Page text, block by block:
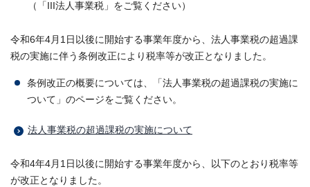
（「III法人事業税」をご覧ください）
令和6年4月1日以後に開始する事業年度から、法人事業税の超過課
税の実施に伴う条例改正により税率等が改正となりました。
条例改正の概要については、「法人事業税の超過課税の実施に
ついて」のページをご覧ください。
法人事業税の超過課税の実施について
令和4年4月1日以後に開始する事業年度から、以下のとおり税率等
が改正となりました。